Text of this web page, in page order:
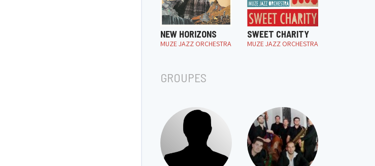
NEW HORIZONS
MUZE JAZZ ORCHESTRA
SWEET CHARITY
MUZE JAZZ ORCHESTRA
GROUPES